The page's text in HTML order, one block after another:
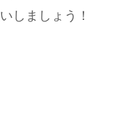
しましょう！